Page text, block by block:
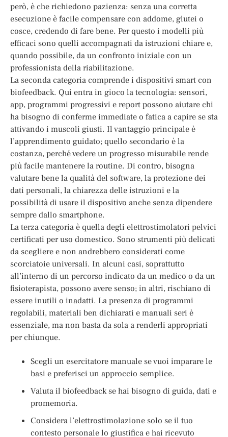
però, è che richiedono pazienza: senza una corretta
esecuzione è facile compensare con addome, glutei o
cosce, credendo di fare bene. Per questo i modelli più
efficaci sono quelli accompagnati da istruzioni chiare e,
quando possibile, da un confronto iniziale con un
professionista della riabilitazione.
La seconda categoria comprende i dispositivi smart con
biofeedback. Qui entra in gioco la tecnologia: sensori,
app, programmi progressivi e report possono aiutare chi
ha bisogno di conferme immediate o fatica a capire se sta
attivando i muscoli giusti. Il vantaggio principale è
l’apprendimento guidato; quello secondario è la
costanza, perché vedere un progresso misurabile rende
più facile mantenere la routine. Di contro, bisogna
valutare bene la qualità del software, la protezione dei
dati personali, la chiarezza delle istruzioni e la
possibilità di usare il dispositivo anche senza dipendere
sempre dallo smartphone.
La terza categoria è quella degli elettrostimolatori pelvici
certificati per uso domestico. Sono strumenti più delicati
da scegliere e non andrebbero considerati come
scorciatoie universali. In alcuni casi, soprattutto
all’interno di un percorso indicato da un medico o da un
fisioterapista, possono avere senso; in altri, rischiano di
essere inutili o inadatti. La presenza di programmi
regolabili, materiali ben dichiarati e manuali seri è
essenziale, ma non basta da sola a renderli appropriati
per chiunque.
Scegli un esercitatore manuale se vuoi imparare le
basi e preferisci un approccio semplice.
Valuta il biofeedback se hai bisogno di guida, dati e
promemoria.
Considera l’elettrostimolazione solo se il tuo
contesto personale lo giustifica e hai ricevuto